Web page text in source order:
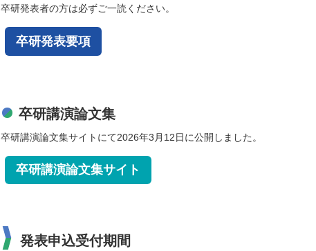
卒研発表者の方は必ずご一読ください。
卒研発表要項
卒研講演論文集
卒研講演論文集サイトにて2026年3月12日に公開しました。
卒研講演論文集サイト
発表申込受付期間